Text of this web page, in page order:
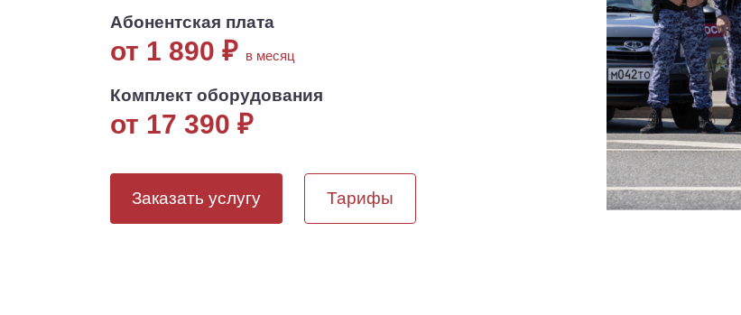
Абонентская плата
от 1 890 ₽ в месяц
Комплект оборудования
от 17 390 ₽
Заказать услугу Тарифы